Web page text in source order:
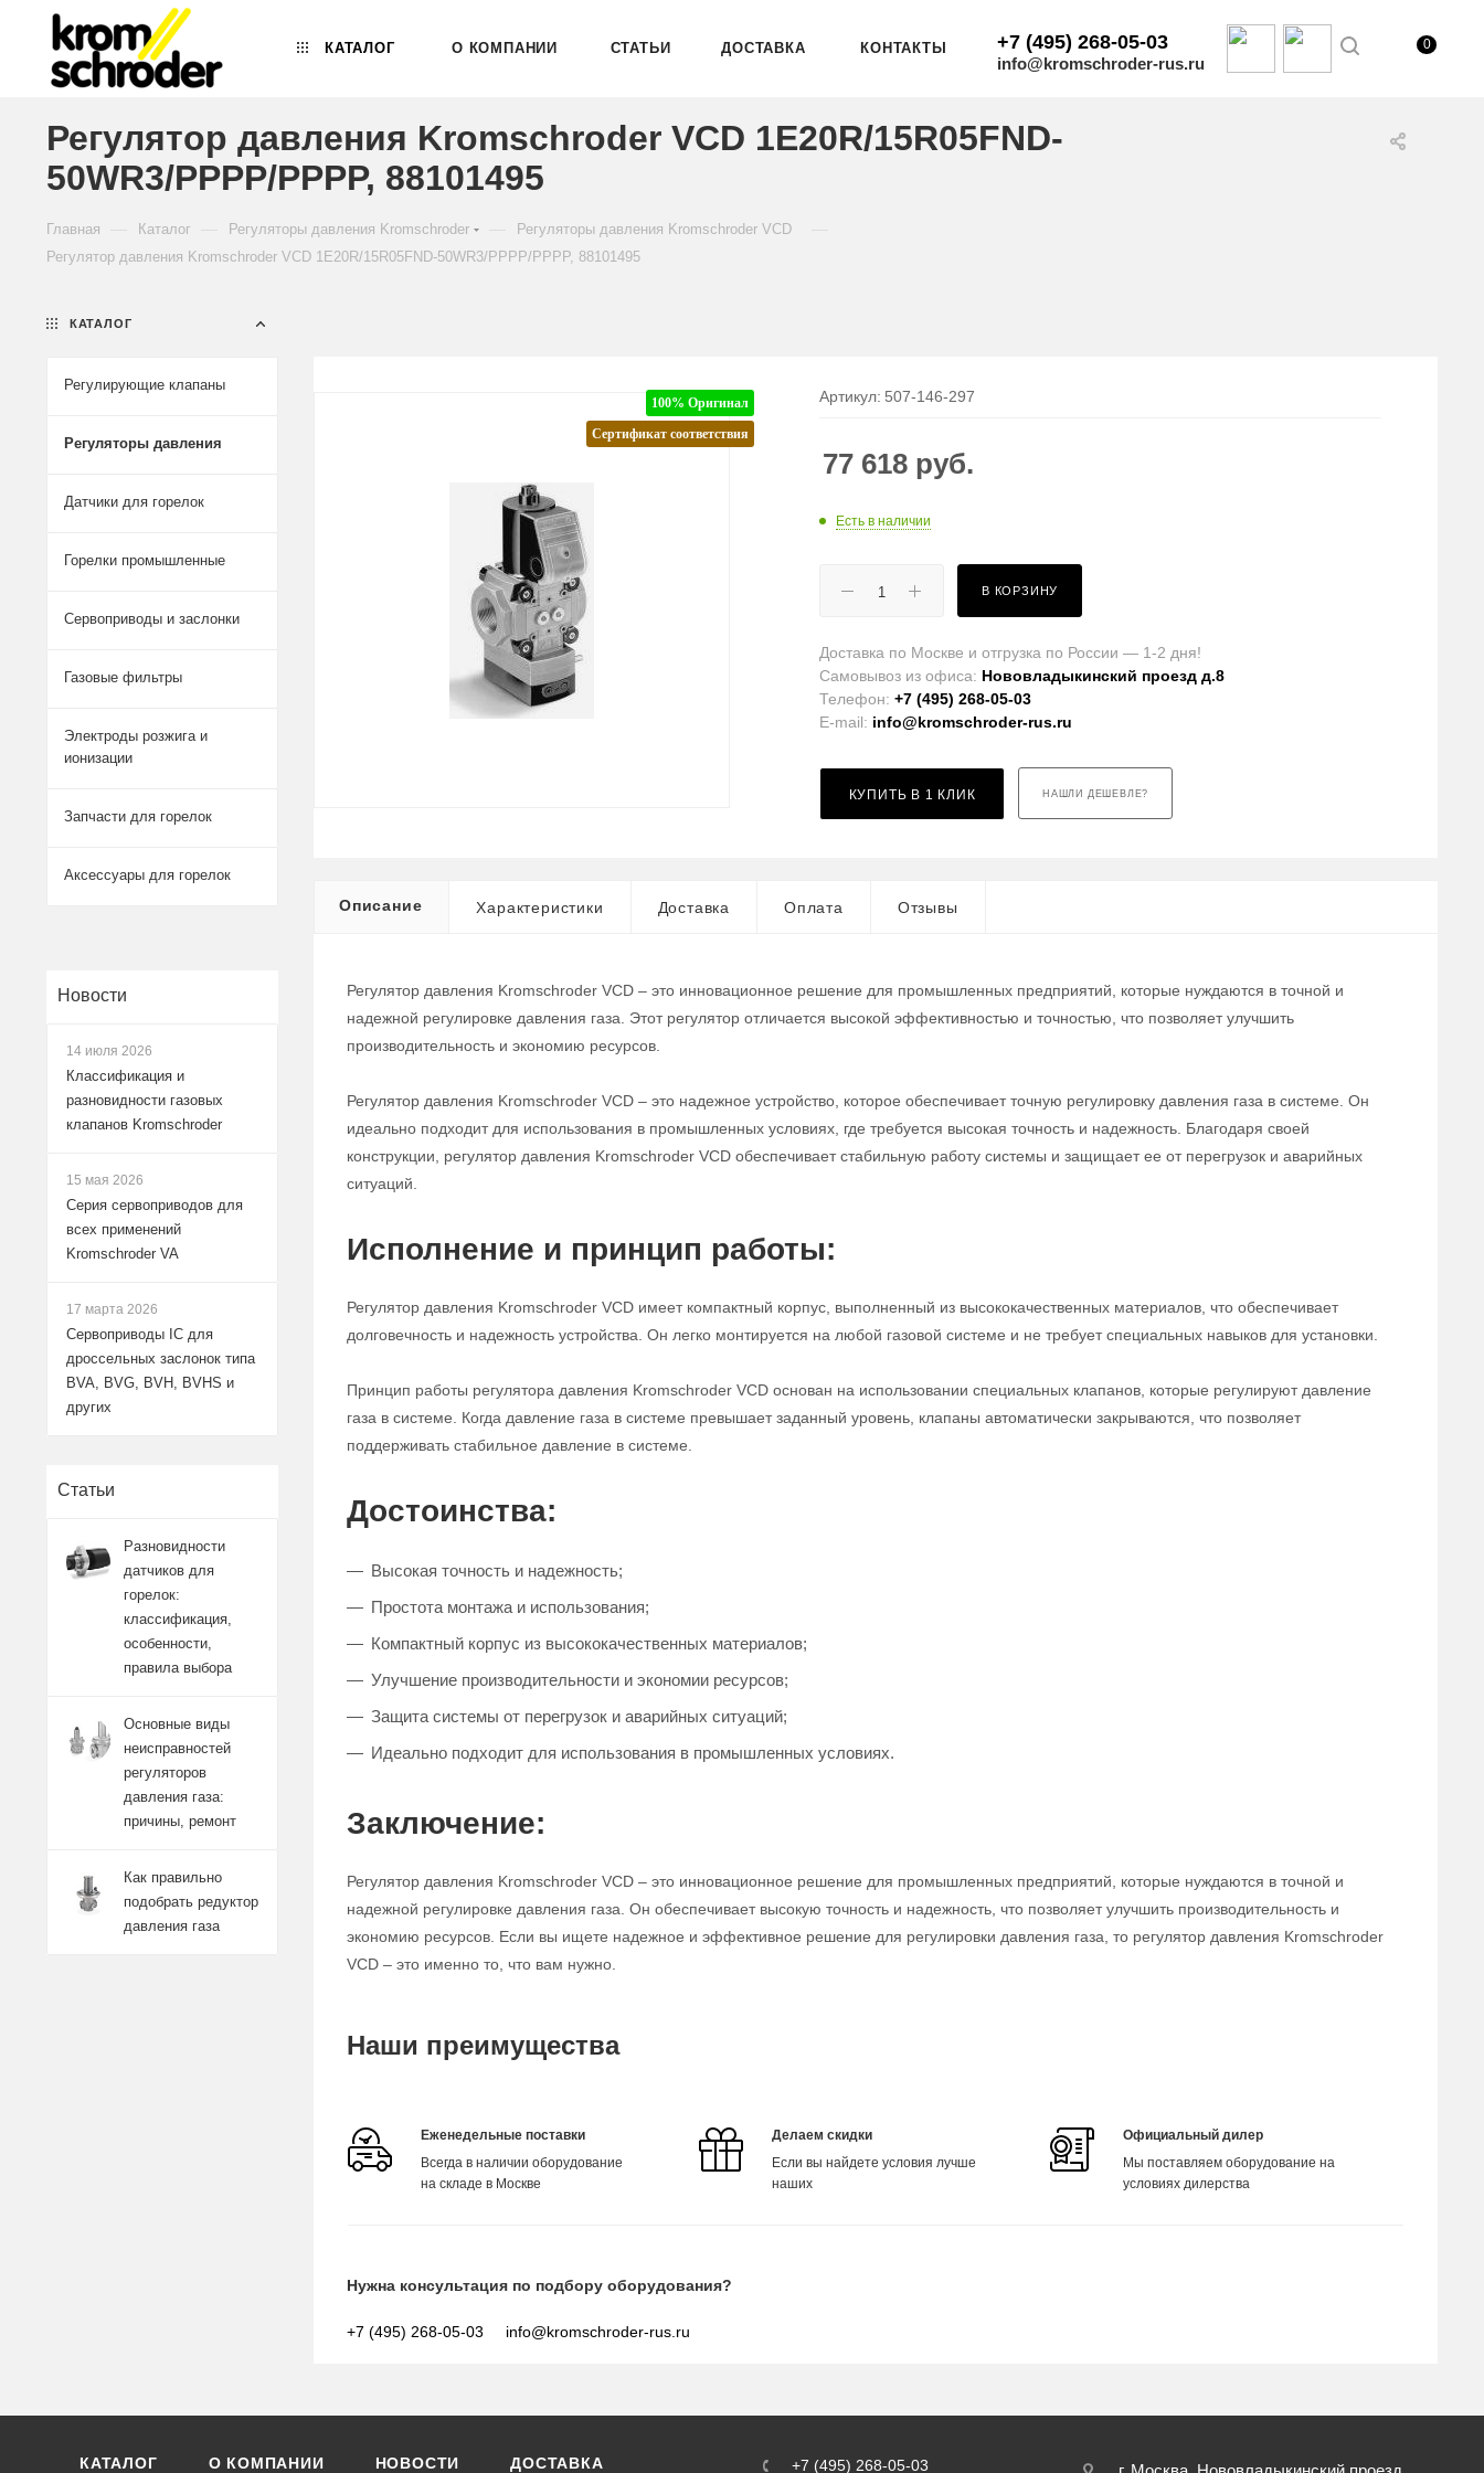
КАТАЛОГ О КОМПАНИИ СТАТЬИ ДОСТАВКА КОНТАКТЫ +7 (495) 268-05-03
info@kromschroder-rus.ru
0
Регулятор давления Kromschroder VCD 1E20R/15R05FND-
50WR3/PPPP/PPPP, 88101495
Главная Каталог Регуляторы давления Kromschroder Регуляторы давления Kromschroder VCD
Регулятор давления Kromschroder VCD 1E20R/15R05FND-50WR3/PPPP/PPPP, 88101495
100% Оригинал
Сертификат соответствия
Артикул: 507-146-297
77 618 руб.
Есть в наличии
В КОРЗИНУ
Доставка по Москве и отгрузка по России — 1-2 дня!
Самовывоз из офиса: Нововладыкинский проезд д.8
Телефон:+7 (495) 268-05-03
E-mail: info@kromschroder-rus.ru
КУПИТЬ В 1 КЛИК НАШЛИ ДЕШЕВЛЕ?
Описание Характеристики Доставка Оплата Отзывы
Регулятор давления Kromschroder VCD – это инновационное решение для промышленных предприятий, которые нуждаются в точной и
надежной регулировке давления газа. Этот регулятор отличается высокой эффективностью и точностью, что позволяет улучшить
производительность и экономию ресурсов.
Регулятор давления Kromschroder VCD – это надежное устройство, которое обеспечивает точную регулировку давления газа в системе. Он
идеально подходит для использования в промышленных условиях, где требуется высокая точность и надежность. Благодаря своей
конструкции, регулятор давления Kromschroder VCD обеспечивает стабильную работу системы и защищает ее от перегрузок и аварийных
ситуаций.
Исполнение и принцип работы:
Регулятор давления Kromschroder VCD имеет компактный корпус, выполненный из высококачественных материалов, что обеспечивает
долговечность и надежность устройства. Он легко монтируется на любой газовой системе и не требует специальных навыков для установки.
Принцип работы регулятора давления Kromschroder VCD основан на использовании специальных клапанов, которые регулируют давление
газа в системе. Когда давление газа в системе превышает заданный уровень, клапаны автоматически закрываются, что позволяет
поддерживать стабильное давление в системе.
Достоинства:
Высокая точность и надежность;
Простота монтажа и использования;
Компактный корпус из высококачественных материалов;
Улучшение производительности и экономии ресурсов;
Защита системы от перегрузок и аварийных ситуаций;
Идеально подходит для использования в промышленных условиях.
Заключение:
Регулятор давления Kromschroder VCD – это инновационное решение для промышленных предприятий, которые нуждаются в точной и
надежной регулировке давления газа. Он обеспечивает высокую точность и надежность, что позволяет улучшить производительность и
экономию ресурсов. Если вы ищете надежное и эффективное решение для регулировки давления газа, то регулятор давления Kromschroder
VCD – это именно то, что вам нужно.
Наши преимущества
Еженедельные поставки
Всегда в наличии оборудование
на складе в Москве
Делаем скидки
Если вы найдете условия лучше
наших
Официальный дилер
Мы поставляем оборудование на
условиях дилерства
Нужна консультация по подбору оборудования?
+7 (495) 268-05-03 info@kromschroder-rus.ru
КАТАЛОГ
Регулирующие клапаны
Регуляторы давления
Датчики для горелок
Горелки промышленные
Сервоприводы и заслонки
Газовые фильтры
Электроды розжига и
ионизации
Запчасти для горелок
Аксессуары для горелок
Новости
14 июля 2026
Классификация и
разновидности газовых
клапанов Kromschroder
15 мая 2026
Серия сервоприводов для
всех применений
Kromschroder VA
17 марта 2026
Сервоприводы IC для
дроссельных заслонок типа
BVA, BVG, BVH, BVHS и
других
Статьи
Разновидности
датчиков для
горелок:
классификация,
особенности,
правила выбора
Основные виды
неисправностей
регуляторов
давления газа:
причины, ремонт
Как правильно
подобрать редуктор
давления газа
КАТАЛОГ О КОМПАНИИ НОВОСТИ ДОСТАВКА +7 (495) 268-05-03